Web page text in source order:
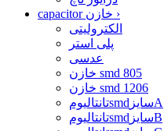
›
الکترولیتی
پلی استر
عدسی
خازن smd 805
خازن smd 1206
تانتالیومsmdسایزA
تانتالیومsmdسایزB